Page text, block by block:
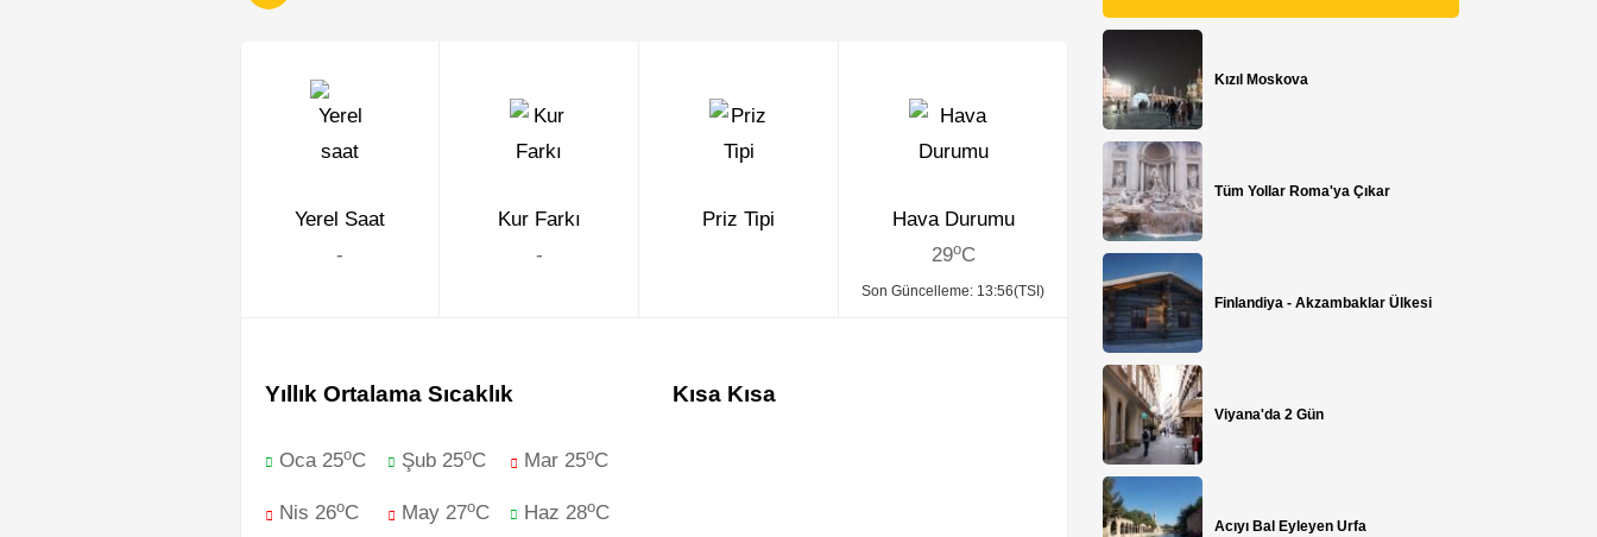
Yerel Saat
-
Kur Farkı
-
Priz Tipi
Hava Durumu
29oC
Son Güncelleme: 13:56(TSI)
Yıllık Ortalama Sıcaklık
Oca 25oC Şub 25oC Mar 25oC
Nis 26oC May 27oC Haz 28oC
Kısa Kısa
Kızıl Moskova
Tüm Yollar Roma'ya Çıkar
​Finlandiya - Akzambaklar Ülkesi
Viyana'da 2 Gün
Acıyı Bal Eyleyen Urfa